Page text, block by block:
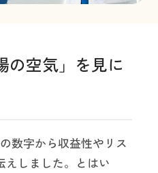
03-6674-6959
の空気」を見に
数字から収益性やリス
えしました。とはい